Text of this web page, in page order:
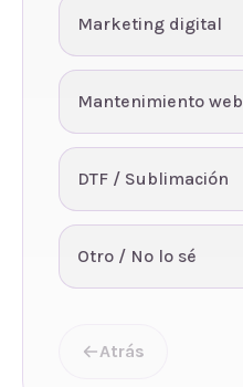
Marketing digital
Mantenimiento web
DTF / Sublimación
Otro / No lo sé
Atrás